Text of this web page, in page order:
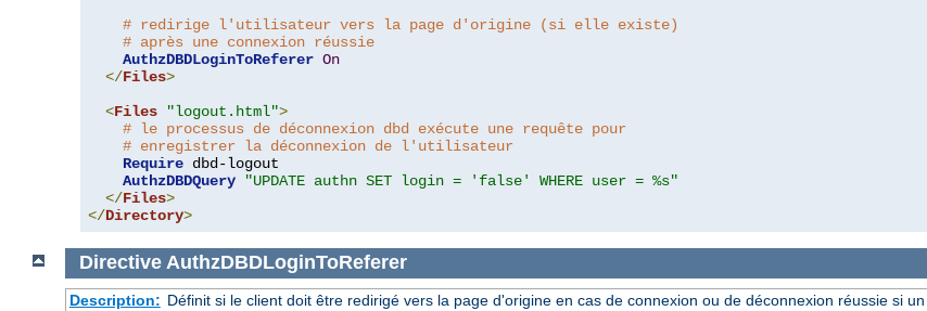
# redirige l'utilisateur vers la page d'origine (si elle existe)
# après une connexion réussie
AuthzDBDLoginToReferer On
</Files>
<Files "logout.html">
# le processus de déconnexion dbd exécute une requête pour
# enregistrer la déconnexion de l'utilisateur
Require dbd-logout
AuthzDBDQuery
"UPDATE authn SET login = 'false' WHERE user = %s"
</Files>
</Directory>
Directive AuthzDBDLoginToReferer
Description: Définit si le client doit être redirigé vers la page d'origine en cas de connexion ou de déconnexion réussie si